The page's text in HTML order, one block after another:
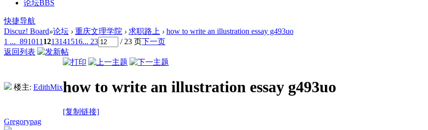
论坛BBS
快捷导航
Discuz! Board»论坛 › 重庆文理学院 › 求职路上 › how to write an illustration essay g493uo
1 ... 891011 1213141516... 23 / 23 页下一页
返回列表
楼主: EdithMixhow to write an illustration essay g493uo
[复制链接]
Gregorypag